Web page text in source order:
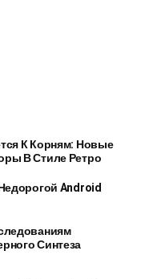
К Корням: Новые
В Стиле Ретро
Android
Синтеза